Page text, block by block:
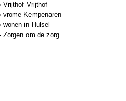
Vrijthof-Vrijthof
vrome Kempenaren
wonen in Hulsel
Zorgen om de zorg